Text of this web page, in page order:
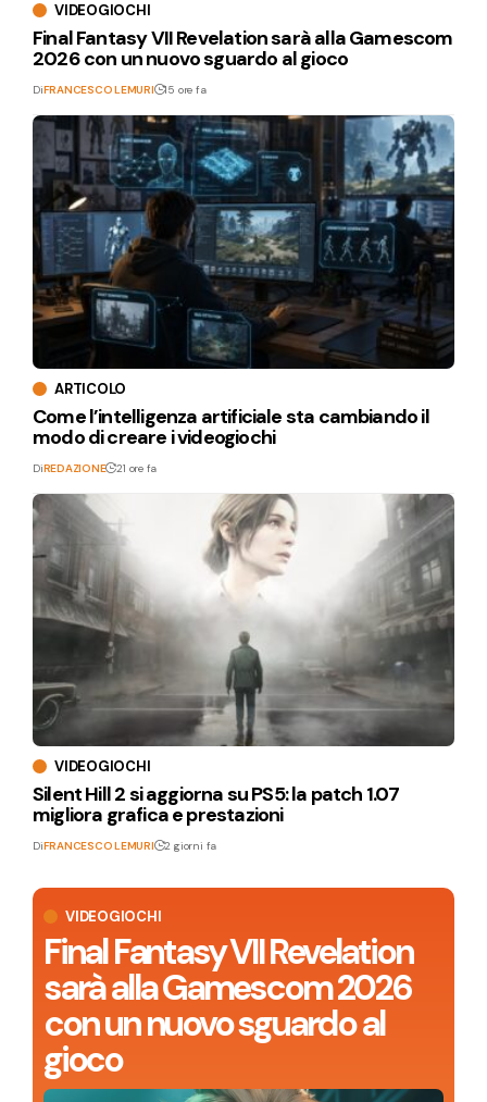
VIDEOGIOCHI
Final Fantasy VII Revelation
sarà alla Gamescom 2026
con un nuovo sguardo al
gioco
VIDEOGIOCHI
Final Fantasy VII Revelation sarà alla Gamescom
2026 con un nuovo sguardo al gioco
DiFRANCESCO LEMURI 15 ore fa
ARTICOLO
Come l’intelligenza artificiale sta cambiando il
modo di creare i videogiochi
DiREDAZIONE 21 ore fa
VIDEOGIOCHI
Silent Hill 2 si aggiorna su PS5: la patch 1.07
migliora grafica e prestazioni
DiFRANCESCO LEMURI 2 giorni fa